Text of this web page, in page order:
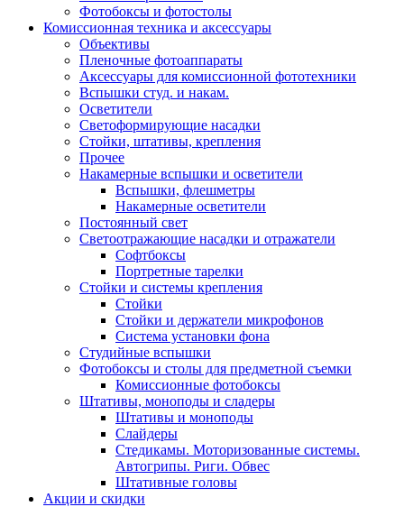
Фотобоксы и фотостолы
Комиссионная техника и аксессуары
Объективы
Пленочные фотоаппараты
Аксессуары для комиссионной фототехники
Вспышки студ. и накам.
Осветители
Светоформирующие насадки
Стойки, штативы, крепления
Прочее
Накамерные вспышки и осветители
Вспышки, флешметры
Накамерные осветители
Постоянный свет
Светоотражающие насадки и отражатели
Софтбоксы
Портретные тарелки
Стойки и системы крепления
Стойки
Стойки и держатели микрофонов
Система установки фона
Студийные вспышки
Фотобоксы и столы для предметной съемки
Комиссионные фотобоксы
Штативы, моноподы и сладеры
Штативы и моноподы
Слайдеры
Стедикамы. Моторизованные системы.
Автогрипы. Риги. Обвес
Штативные головы
Акции и скидки